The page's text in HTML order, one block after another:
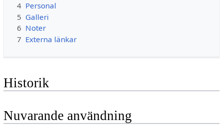
4 Personal
5 Galleri
6 Noter
7 Externa länkar
Historik
Nuvarande användning